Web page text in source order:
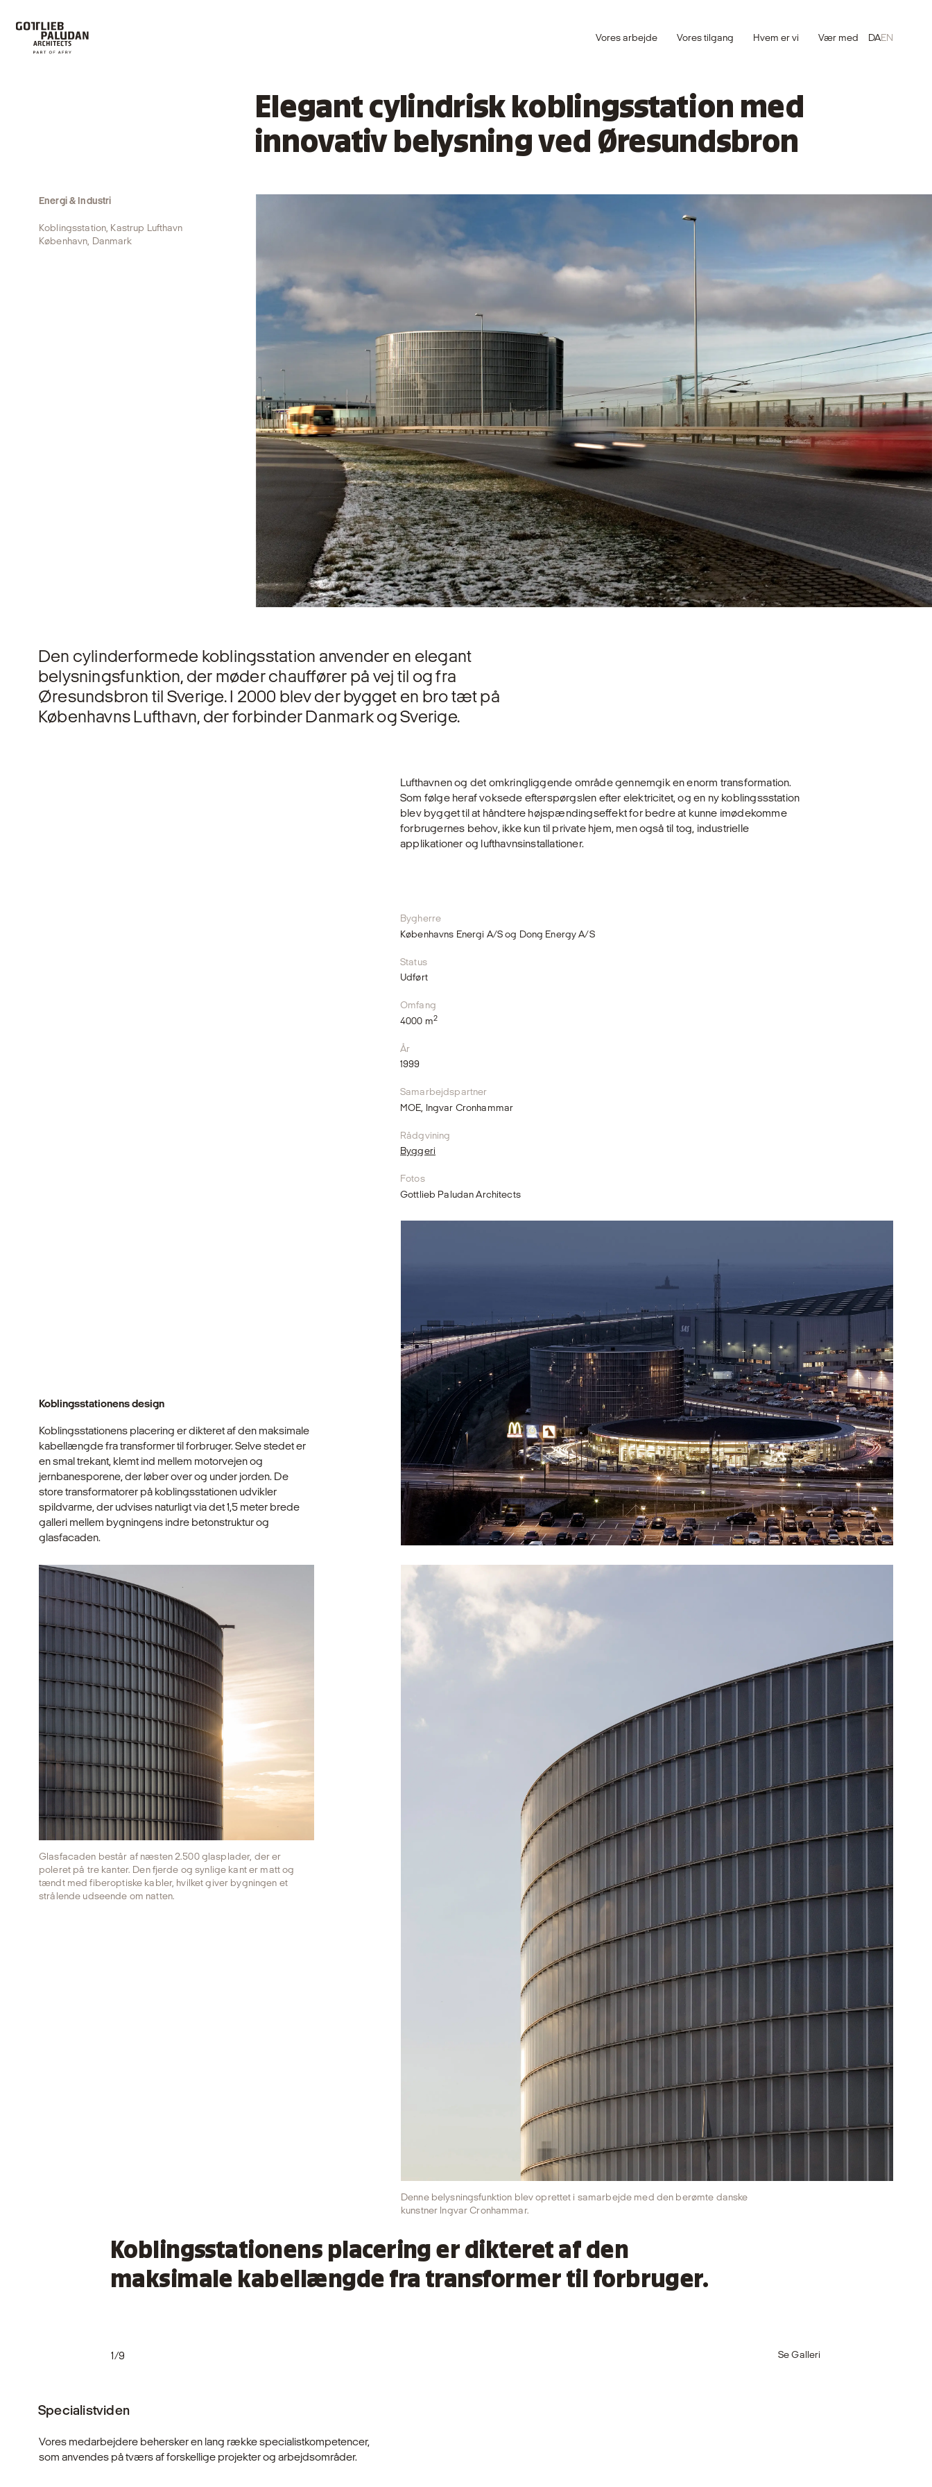
Vores arbejde Vores tilgang Hvem er vi Vær med DAEN
Elegant cylindrisk koblingsstation med
innovativ belysning ved Øresundsbron
Energi & Industri
Koblingsstation, Kastrup Lufthavn
København, Danmark
Den cylinderformede koblingssta­tion anvender en elegant
belysnings­funktion, der møder chauffører på vej til og fra
Øresundsbron til Sve­rige. I 2000 blev der bygget en bro tæt på
Københavns Lufthavn, der forbinder Danmark og Sverige.
Lufthavnen og det omkringliggende område gennemgik en enorm transformation.
Som følge heraf voksede efterspørgslen efter elektricitet, og en ny koblingssstation
blev bygget til at håndtere højspæn­dingseffekt for bedre at kunne imødekomme
forbru­gernes behov, ikke kun til private hjem, men også til tog, industrielle
applikationer og lufthavnsinstallatio­ner.
Bygherre
Københavns Energi A/S og Dong Energy A/S
Status
Udført
Omfang
4000 m2
År
1999
Samarbejdspartner
MOE, Ingvar Cronhammar
Rådgvining
Byggeri
Fotos
Gottlieb Paludan Architects
Koblingsstationens design
Koblingsstationens placering er dikteret af den maksimale
kabellængde fra transformer til forbruger. Selve stedet er
en smal trekant, klemt ind mellem motorvejen og
jernbanesporene, der løber over og under jorden. De
store transformatorer på koblings­stationen udvikler
spildvarme, der udvises naturligt via det 1,5 meter brede
galleri mellem bygningens indre betonstruktur og
glasfacaden.
Glasfacaden består af næsten 2.500 glasplader, der er
poleret på tre kanter. Den fjerde og synlige kant er matt og
tændt med fiberoptiske kabler, hvilket giver bygningen et
strålende udseende om natten.
Denne belysningsfunktion blev oprettet i samarbejde med den berømte danske
kunstner Ingvar Cronhammar.
Koblingsstationens placering er dikteret af den
maksimale kabellængde fra transformer til forbruger.
1/9 Se Galleri
Specialistviden
Vores medarbejdere behersker en lang række specialistkompetencer,
som anvendes på tværs af forskellige projekter og arbejdsområder.